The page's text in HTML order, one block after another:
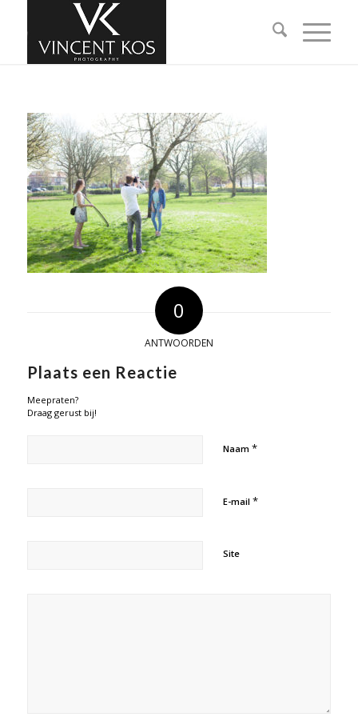
0
ANTWOORDEN
Plaats een Reactie
Meepraten?
Draag gerust bij!
Naam *
E-mail *
Site